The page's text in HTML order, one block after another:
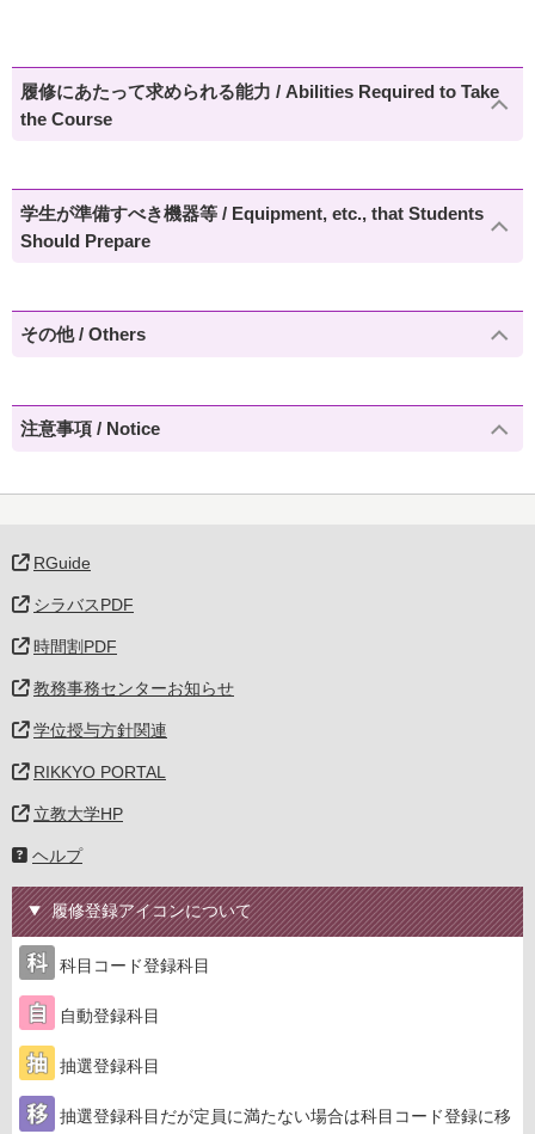
履修にあたって求められる能力 / Abilities Required to Take
the Course
学生が準備すべき機器等 / Equipment, etc., that Students
Should Prepare
その他 / Others
注意事項 / Notice
RGuide
シラバスPDF
時間割PDF
教務事務センターお知らせ
学位授与方針関連
RIKKYO PORTAL
立教大学HP
ヘルプ
履修登録アイコンについて
科目コード登録科目
自動登録科目
抽選登録科目
抽選登録科目だが定員に満たない場合は科目コード登録に移